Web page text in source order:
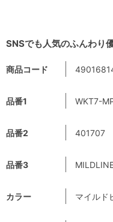
SNSでも人気のふんわり
商品コード
品番1 WKT7-
品番2 401707
品番3
カラー マイルド